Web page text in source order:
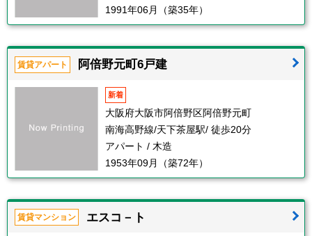
1991年06月（築35年）
賃貸アパート 阿倍野元町6戸建
新着
大阪府大阪市阿倍野区阿倍野元町
南海高野線/天下茶屋駅/ 徒歩20分
アパート / 木造
1953年09月（築72年）
賃貸マンション エスコ－ト